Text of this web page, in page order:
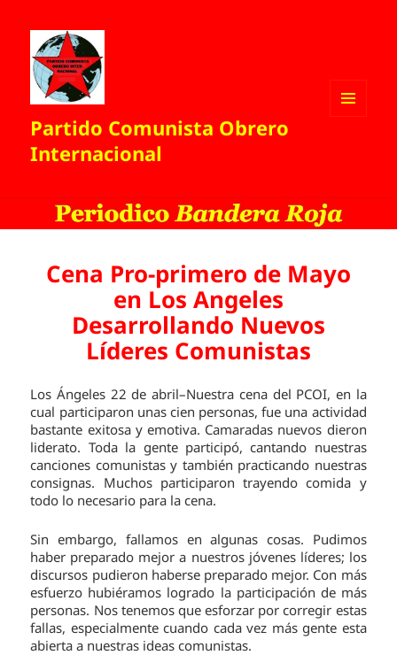
Partido Comunista Obrero
Internacional
Cena Pro-primero de Mayo
en Los Angeles
Desarrollando Nuevos
Líderes Comunistas
Los Ángeles 22 de abril–Nuestra cena del PCOI, en la
cual participaron unas cien personas, fue una actividad
bastante exitosa y emotiva. Camaradas nuevos dieron
liderato. Toda la gente participó, cantando nuestras
canciones comunistas y también practicando nuestras
consignas. Muchos participaron trayendo comida y
todo lo necesario para la cena.
Sin embargo, fallamos en algunas cosas. Pudimos
haber preparado mejor a nuestros jóvenes líderes; los
discursos pudieron haberse preparado mejor. Con más
esfuerzo hubiéramos logrado la participación de más
personas. Nos tenemos que esforzar por corregir estas
fallas, especialmente cuando cada vez más gente esta
abierta a nuestras ideas comunistas.